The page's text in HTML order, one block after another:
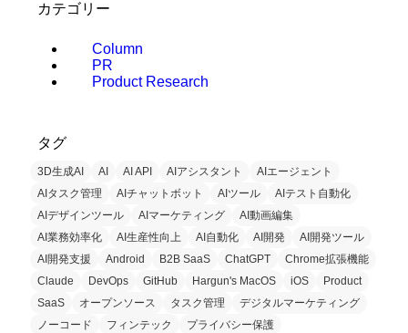
カテゴリー
Column
PR
Product Research
タグ
3D生成AI AI AI API AIアシスタント
AIエージェント
AIタスク管理
AIチャットボット AIツール
AIテスト自動化
AIデザインツール
AIマーケティング
AI動画編集
AI業務効率化
AI生産性向上 AI自動化 AI開発
AI開発ツール
AI開発支援
Android B2B SaaS ChatGPT
Chrome拡張機能
Claude
DevOps GitHub Hargun's MacOS iOS
Product
SaaS
オープンソース タスク管理
デジタルマーケティング
ノーコード
フィンテック
プライバシー保護